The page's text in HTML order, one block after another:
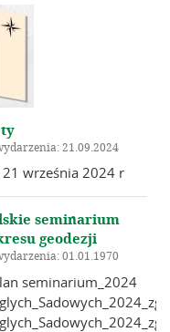
21.09.2024
września 2024 r
seminarium
geodezji
01.01.1970
seminarium_2024